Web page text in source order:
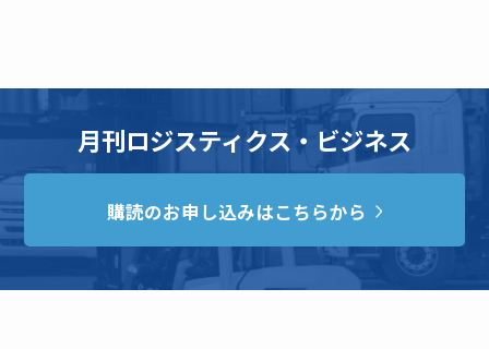
月刊ロジスティクス・ビジネス
購読のお申し込みはこちらから